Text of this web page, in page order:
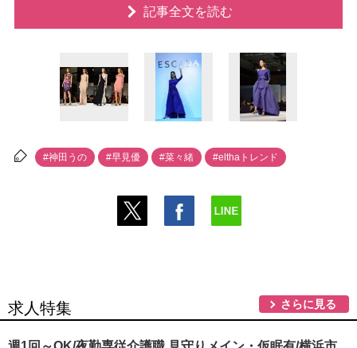
記事全文を読む
#神田うの #早見優 #菜々緒 #elthaトレンド
求人特集 さらに見る